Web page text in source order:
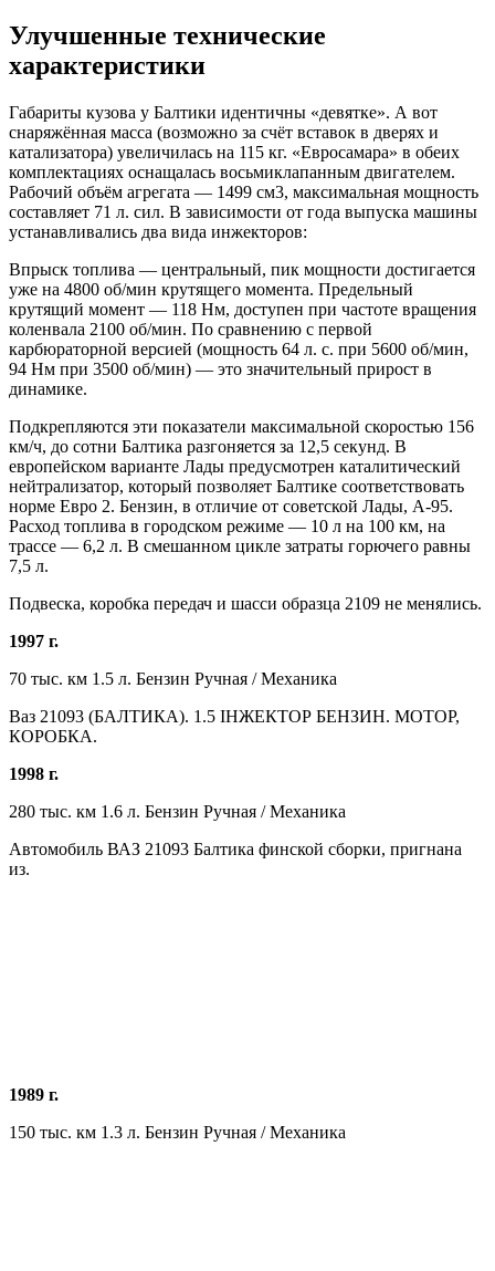
Улучшенные технические
характеристики
Габариты кузова у Балтики идентичны «девятке». А вот
снаряжённая масса (возможно за счёт вставок в дверях и
катализатора) увеличилась на 115 кг. «Евросамара» в обеих
комплектациях оснащалась восьмиклапанным двигателем.
Рабочий объём агрегата — 1499 см3, максимальная мощность
составляет 71 л. сил. В зависимости от года выпуска машины
устанавливались два вида инжекторов:
Впрыск топлива — центральный, пик мощности достигается
уже на 4800 об/мин крутящего момента. Предельный
крутящий момент — 118 Нм, доступен при частоте вращения
коленвала 2100 об/мин. По сравнению с первой
карбюраторной версией (мощность 64 л. с. при 5600 об/мин,
94 Нм при 3500 об/мин) — это значительный прирост в
динамике.
Подкрепляются эти показатели максимальной скоростью 156
км/ч, до сотни Балтика разгоняется за 12,5 секунд. В
европейском варианте Лады предусмотрен каталитический
нейтрализатор, который позволяет Балтике соответствовать
норме Евро 2. Бензин, в отличие от советской Лады, А-95.
Расход топлива в городском режиме — 10 л на 100 км, на
трассе — 6,2 л. В смешанном цикле затраты горючего равны
7,5 л.
Подвеска, коробка передач и шасси образца 2109 не менялись.
1997 г.
70 тыс. км 1.5 л. Бензин Ручная / Механика
Ваз 21093 (БАЛТИКА). 1.5 ІНЖЕКТОР БЕНЗИН. МОТОР,
КОРОБКА.
1998 г.
280 тыс. км 1.6 л. Бензин Ручная / Механика
Автомобиль ВАЗ 21093 Балтика финской сборки, пригнана
из.
1989 г.
150 тыс. км 1.3 л. Бензин Ручная / Механика